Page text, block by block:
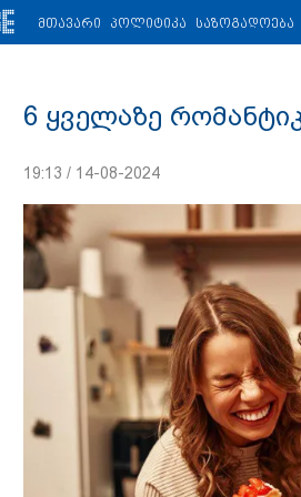
ამბები ეკონომიკა ვიდეო
საზოგადოება სამართალი
მთავარი პოლიტიკა საზოგადოება
6 ყველაზე
19:13 / 14-08-2024